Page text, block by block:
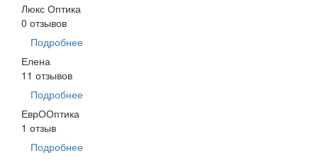
Люкс Оптика
0 отзывов
Подробнее
Елена
11 отзывов
Подробнее
ЕврООптика
1 отзыв
Подробнее